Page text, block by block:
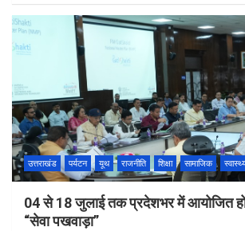
ce
o
k
ail at
s
A
p
p
ar
e
उत्तराखंड पर्यटन यूथ राजनीति शिक्षा सामाजिक
04 से 18 जुलाई तक प्रदेशभर में आयोजित
“सेवा पखवाड़ा”